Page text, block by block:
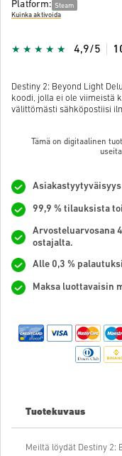
Platform: Steam
Kuinka aktivoida
4,9/5
Destiny 2: Beyond Light
koodi, jolla ei ole viimeistä
välittömästi sähköpostiisi
Tämä on digitaalinen
99,9 % tilauksista
Arvosteluarvosana
ostajalta.
Alle 0,3 %
Maksa luottavaisin
Tuotekuvaus
Meiltä löydät Destiny 2: